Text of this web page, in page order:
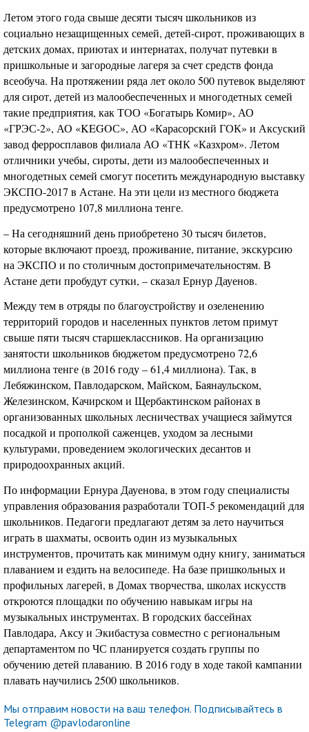
Летом этого года свыше десяти тысяч школьников из
социально незащищенных семей, детей-сирот, проживающих в
детских домах, приютах и интернатах, получат путевки в
пришкольные и загородные лагеря за счет средств фонда
всеобуча. На протяжении ряда лет около 500 путевок выделяют
для сирот, детей из малообеспеченных и многодетных семей
такие предприятия, как ТОО «Богатырь Комир», АО
«ГРЭС-2», АО «KEGOС», АО «Карасорский ГОК» и Аксуский
завод ферросплавов филиала АО «ТНК «Казхром». Летом
отличники учебы, сироты, дети из малообеспеченных и
многодетных семей смогут посетить международную выставку
ЭКСПО-2017 в Астане. На эти цели из местного бюджета
предусмотрено 107,8 миллиона тенге.
– На сегодняшний день приобретено 30 тысяч билетов,
которые включают проезд, проживание, питание, экскурсию
на ЭКСПО и по столичным достопримечательностям. В
Астане дети пробудут сутки, – сказал Ернур Дауенов.
Между тем в отряды по благоустройству и озеленению
территорий городов и населенных пунктов летом примут
свыше пяти тысяч старшеклассников. На организацию
занятости школьников бюджетом предусмотрено 72,6
миллиона тенге (в 2016 году – 61,4 миллиона). Так, в
Лебяжинском, Павлодарском, Майском, Баянаульском,
Железинском, Качирском и Щербактинском районах в
организованных школьных лесничествах учащиеся займутся
посадкой и прополкой саженцев, уходом за лесными
культурами, проведением экологических десантов и
природоохранных акций.
По информации Ернура Дауенова, в этом году специалисты
управления образования разработали ТОП-5 рекомендаций для
школьников. Педагоги предлагают детям за лето научиться
играть в шахматы, освоить один из музыкальных
инструментов, прочитать как минимум одну книгу, заниматься
плаванием и ездить на велосипеде. На базе пришкольных и
профильных лагерей, в Домах творчества, школах искусств
откроются площадки по обучению навыкам игры на
музыкальных инструментах. В городских бассейнах
Павлодара, Аксу и Экибастуза совместно с региональным
департаментом по ЧС планируется создать группы по
обучению детей плаванию. В 2016 году в ходе такой кампании
плавать научились 2500 школьников.
Мы отправим новости на ваш телефон. Подписывайтесь в
Telegram @pavlodaronline